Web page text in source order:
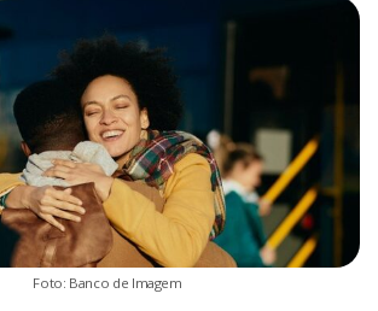
Foto: Banco de Imagem